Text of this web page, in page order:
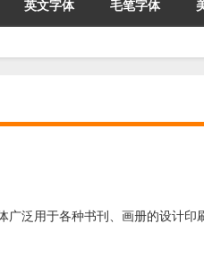
英文字体 毛笔字体
泛用于各种书刊、画册的设计